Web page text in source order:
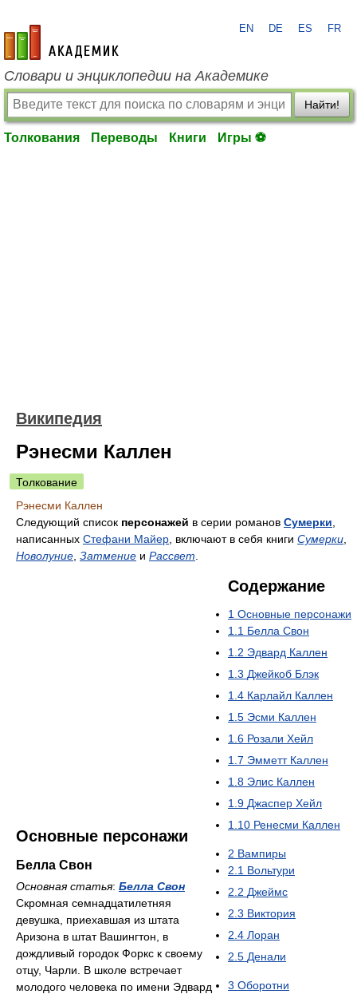
academic.ru
EN DE ES FR
Словари и энциклопедии на Академике
Найти!
Толкования Переводы Книги Игры ⚽
Википедия
Рэнесми Каллен
Толкование
Рэнесми Каллен
Следующий список персонажей в серии романов Сумерки
написанных Стефани Майер , включают в себя книги Сумерки
Новолуние Затмение и Рассвет
Содержание
1 Основные персонажи
1.1 Белла Свон
1.2 Эдвард Каллен
1.3 Джейкоб Блэк
1.4 Карлайл Каллен
1.5 Эсми Каллен
1.6 Розали Хейл
1.7 Эмметт Каллен
1.8 Элис Каллен
1.9 Джаспер Хейл
1.10 Ренесми Каллен
2 Вампиры
2.1 Вольтури
2.2 Джеймс
2.3 Виктория
2.4 Лоран
2.5 Денали
3 Оборотни
Основные персонажи
Белла Свон
Основная статья: Белла Свон
Скромная семнадцатилетняя
девушка, приехавшая из штата
Аризона в штат Вашингтон, в
дождливый городок Форкс к своему
отцу, Чарли. В школе встречает
молодого человека по имени Эдвард